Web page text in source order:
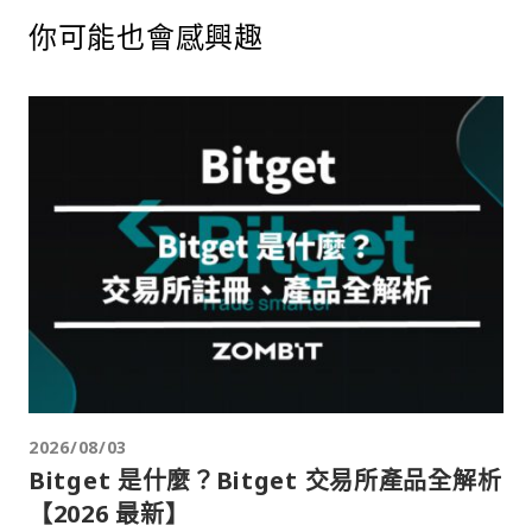
你可能也會感興趣
2026/08/03
Bitget 是什麼？Bitget 交易所產品全解析
【2026 最新】